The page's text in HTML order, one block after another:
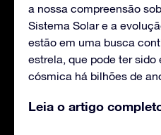
a nossa compreensão
Sistema Solar e a
estão em uma busca
estrela, que pode ter
cósmica há bilhões de
Leia o artigo